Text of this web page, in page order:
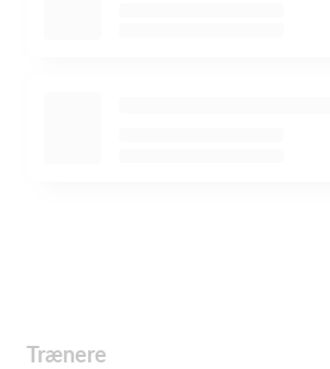
Trænere